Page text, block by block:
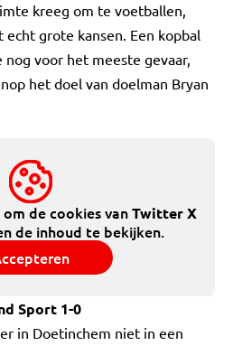
kreeg om te voetballen,
grote kansen. Een kopbal
nog voor het meeste gevaar,
het doel van doelman Bryan
de cookies vanTwitter X
de inhoud te bekijken.
Sport 1-0
in Doetinchem niet in een